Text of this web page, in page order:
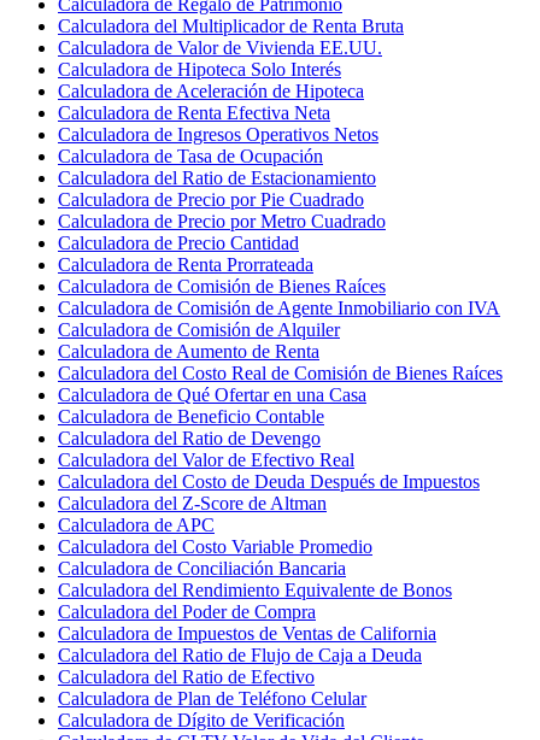
Calculadora del Multiplicador de Renta Bruta
Calculadora de Valor de Vivienda EE.UU.
Calculadora de Hipoteca Solo Interés
Calculadora de Aceleración de Hipoteca
Calculadora de Renta Efectiva Neta
Calculadora de Ingresos Operativos Netos
Calculadora de Tasa de Ocupación
Calculadora del Ratio de Estacionamiento
Calculadora de Precio por Pie Cuadrado
Calculadora de Precio por Metro Cuadrado
Calculadora de Precio Cantidad
Calculadora de Renta Prorrateada
Calculadora de Comisión de Bienes Raíces
Calculadora de Comisión de Agente Inmobiliario con IVA
Calculadora de Comisión de Alquiler
Calculadora de Aumento de Renta
Calculadora del Costo Real de Comisión de Bienes Raíces
Calculadora de Qué Ofertar en una Casa
Calculadora de Beneficio Contable
Calculadora del Ratio de Devengo
Calculadora del Valor de Efectivo Real
Calculadora del Costo de Deuda Después de Impuestos
Calculadora del Z-Score de Altman
Calculadora de APC
Calculadora del Costo Variable Promedio
Calculadora de Conciliación Bancaria
Calculadora del Rendimiento Equivalente de Bonos
Calculadora del Poder de Compra
Calculadora de Impuestos de Ventas de California
Calculadora del Ratio de Flujo de Caja a Deuda
Calculadora del Ratio de Efectivo
Calculadora de Plan de Teléfono Celular
Calculadora de Dígito de Verificación